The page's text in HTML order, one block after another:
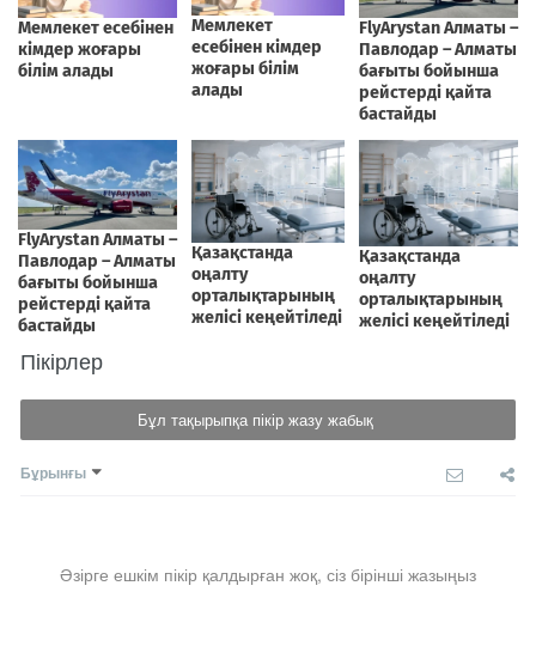
Пікірлер
Бұл тақырыпқа пікір жазу жабық
Бұрынғы
Әзірге ешкім пікір қалдырған жоқ, сіз бірінші жазыңыз